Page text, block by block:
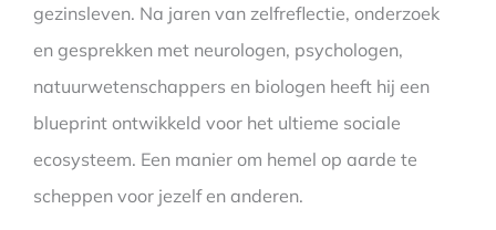
gezinsleven. Na jaren van zelfreflectie, onderzoek
en gesprekken met neurologen, psychologen,
natuurwetenschappers en biologen heeft hij een
blueprint ontwikkeld voor het ultieme sociale
ecosysteem. Een manier om hemel op aarde te
scheppen voor jezelf en anderen.